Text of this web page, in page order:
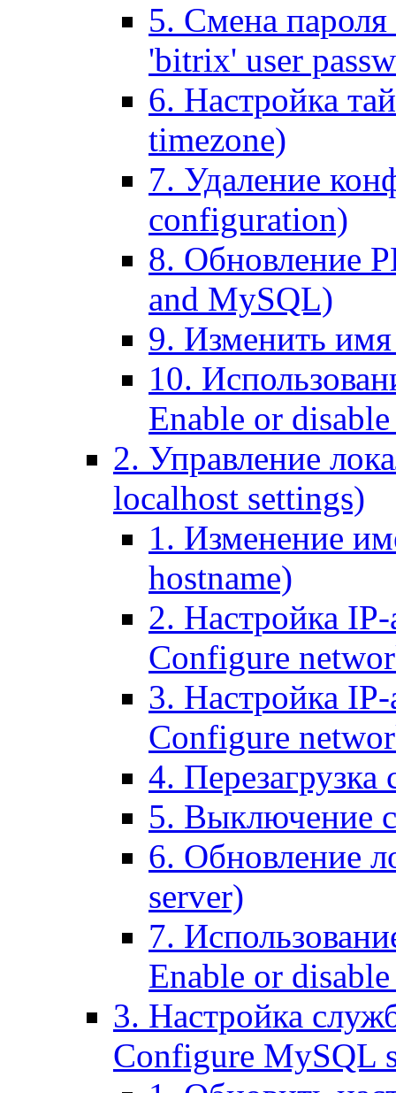
5. Смена пароля
'bitrix' user
6. Настройка
timezone)
7. Удаление
configuration)
8. Обновление
and MySQL)
9. Изменить имя
10.
Enable or
2. Управление
localhost settings)
1. Изменение
hostname)
2. Настройка IP-
Configure
3. Настройка
Configure
4. Перезагрузка
5. Выключение
6. Обновление
server)
7.
Enable or
3. Настройка
Configure MySQL